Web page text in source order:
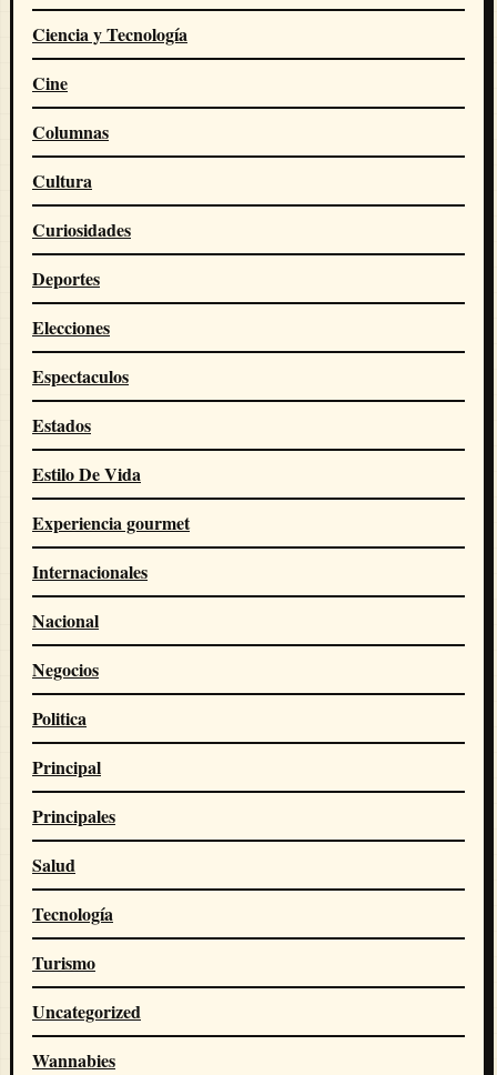
Ciencia y Tecnología
Cine
Columnas
Cultura
Curiosidades
Deportes
Elecciones
Espectaculos
Estados
Estilo De Vida
Experiencia gourmet
Internacionales
Nacional
Negocios
Politica
Principal
Principales
Salud
Tecnología
Turismo
Uncategorized
Wannabies